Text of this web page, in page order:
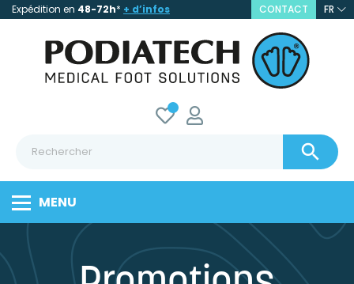
Expédition en 48-72h* + d’infos CONTACT FR

MENU